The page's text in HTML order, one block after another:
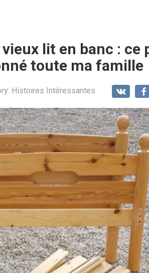
lit en banc : ce
toute ma famille
Histoires Intéressantes